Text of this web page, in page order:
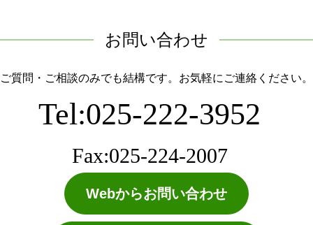
お問い合わせ
ご質問・ご相談のみでも結構です。お気軽にご連絡ください。
Tel:025-222-3952
Fax:025-224-2007
Webからお問い合わせ